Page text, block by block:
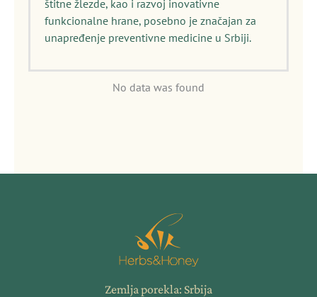
štitne žlezde, kao i razvoj inovativne
funkcionalne hrane, posebno je značajan za
unapređenje preventivne medicine u Srbiji.
No data was found
Zemlja porekla: Srbija